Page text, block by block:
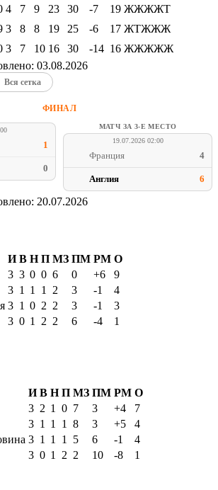
4 7 9 23 30 -7 19 ЖЖЖЖТ
3 8 8 19 25 -6 17 ЖТЖЖЖ
3 7 10 16 30 -14 16 ЖЖЖЖЖ
03.08.2026
Вся сетка
ФИНАЛ
1
0
МАТЧ ЗА 3-Е МЕСТО
19.07.2026 02:00
Франция 4
Англия 6
20.07.2026
И В Н П МЗ ПМ РМ О
3 3 0 0 6 0 +6
9
3 1 1 1 2 3 -1
4
3 1 0 2 2 3 -1
3
3 0 1 2 2 6 -4
1
И В Н П МЗ ПМ РМ О
3 2 1 0 7 3 +4
7
3 1 1 1 8 3 +5
4
3 1 1 1 5 6 -1
4
3 0 1 2 2 10 -8
1